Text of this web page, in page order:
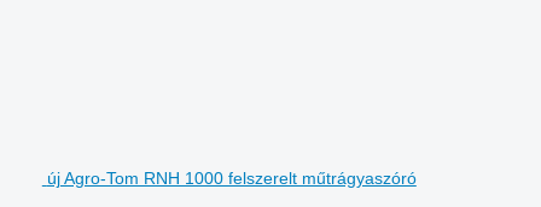
új Agro-Tom RNH 1000 felszerelt műtrágyaszóró